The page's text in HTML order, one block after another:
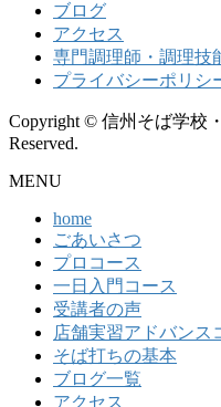
ブログ
アクセス
専門調理師・調理技
プライバシーポリシ
Copyright © 信州そば学校
Reserved.
MENU
home
ごあいさつ
プロコース
一日入門コース
受講者の声
店舗実習アドバンス
そば打ちの基本
ブログ一覧
アクセス